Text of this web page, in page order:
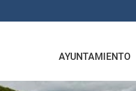
AYUNTAMIENTO